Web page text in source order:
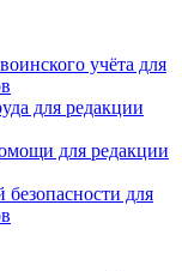
учёта для
для редакции
для редакции
для